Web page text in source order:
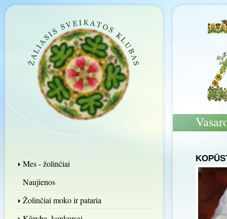
Mes - žolinčiai
Naujienos
Žolinčiai moko ir pataria